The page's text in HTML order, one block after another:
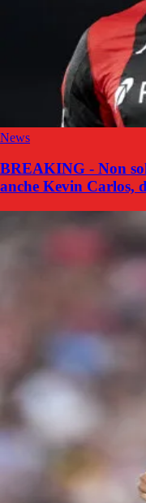
News
BREAKING - Non
anche Kevin Carlos,